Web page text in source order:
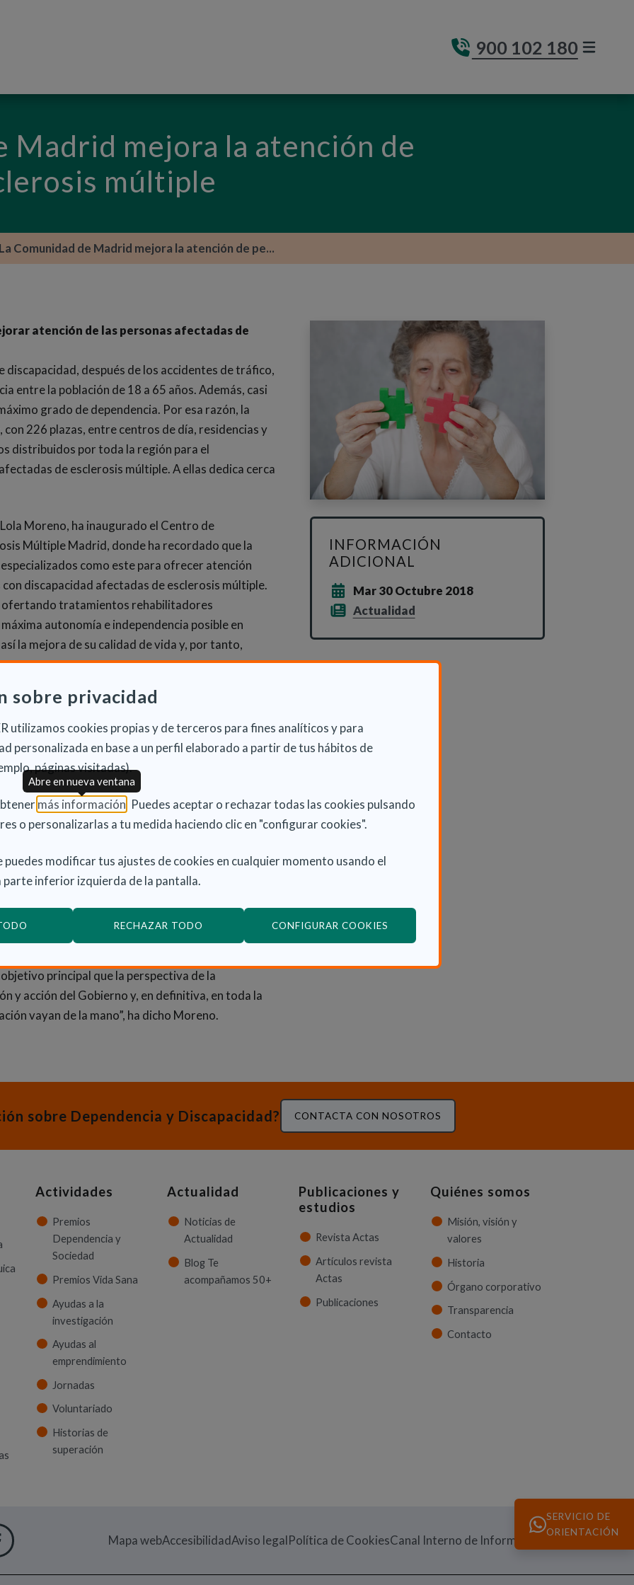
sobre privacidad
utilizamos cookies propias y de terceros para fines analíticos y para
personalizada en base a un perfil elaborado a partir de tus hábitos de
páginas visitadas).
más información (Abre en nueva ventana)
. Puedes aceptar o rechazar todas las cookies pulsando
o personalizarlas a tu medida haciendo clic en "configurar cookies".
puedes modificar tus ajustes de cookies en cualquier momento usando el
parte inferior izquierda de la pantalla.
RECHAZAR TODO CONFIGURAR COOKIES
Abre en nueva ventana
900 102 180
Madrid mejora la atención de
múltiple
La Comunidad de Madrid mejora la atención de pe...
atención de las personas afectadas de
discapacidad, después de los accidentes de tráfico,
entre la población de 18 a 65 años. Además, casi
grado de dependencia. Por esa razón, la
226 plazas, entre centros de día, residencias y
distribuidos por toda la región para el
de esclerosis múltiple. A ellas dedica cerca
Moreno, ha inaugurado el Centro de
Múltiple Madrid, donde ha recordado que la
como este para ofrecer atención
discapacidad afectadas de esclerosis múltiple.
ofertando tratamientos rehabilitadores
autonomía e independencia posible en
la mejora de su calidad de vida y, por tanto,
de la región está compuesta actualmente por
con discapacidad con la máxima calidad. Esta red
10 %, lo que pone de manifiesto el compromiso
con discapacidad.
Esclerosis Múltiple Madrid ha obtenido 5
de excelencia de esta certificación. Esto implica
tanto física, como sensitiva y cognitiva, con
su condición, pueda desplazarse por los
autónoma que presta atención básica gratuita a
Además, cuenta con la Estrategia
2018-2022, dotada de casi 3.600 millones
duplicar la inversión presupuestaria actual. “Se
principal que la perspectiva de la
y acción del Gobierno y, en definitiva, en toda la
vayan de la mano”, ha dicho Moreno.
INFORMACIÓN
ADICIONAL
Mar 30 Octubre 2018
Actualidad
sobre Dependencia y Discapacidad? CONTACTA CON NOSOTROS
Actividades
Premios
Dependencia y
Sociedad
Premios Vida Sana
Ayudas a la
investigación
Ayudas al
emprendimiento
Jornadas
Voluntariado
Historias de
superación
Actualidad
Noticias de
Actualidad
Blog Te
acompañamos 50+
Publicaciones y
estudios
Revista Actas
Artículos revista
Actas
Publicaciones
Quiénes somos
Misión, visión y
valores
Historia
Órgano corporativo
Transparencia
Contacto
VENTANA)
NUEVA VENTANA)
EN NUEVA VENTANA)
FACEBOOK
(ABRE EN NUEVA VENTANA)
Mapa webAccesibilidadAviso legalPolítica de CookiesCanal Interno de Información (Abre en nueva
SERVICIO DE
ORIENTACIÓN